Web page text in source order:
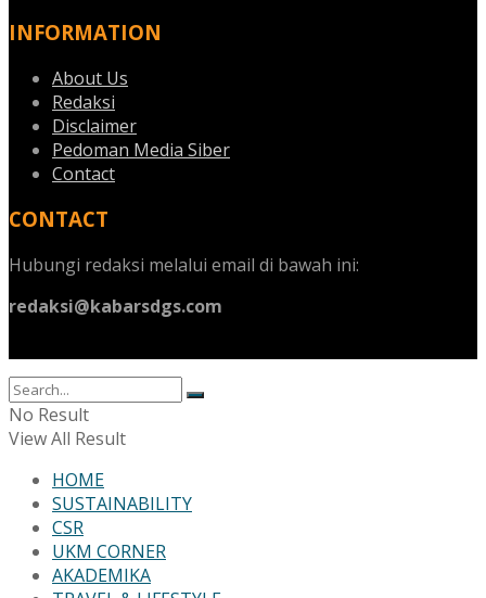
INFORMATION
About Us
Redaksi
Disclaimer
Pedoman Media Siber
Contact
CONTACT
Hubungi redaksi melalui email di bawah ini:
redaksi@kabarsdgs.com
No Result
View All Result
HOME
SUSTAINABILITY
CSR
UKM CORNER
AKADEMIKA